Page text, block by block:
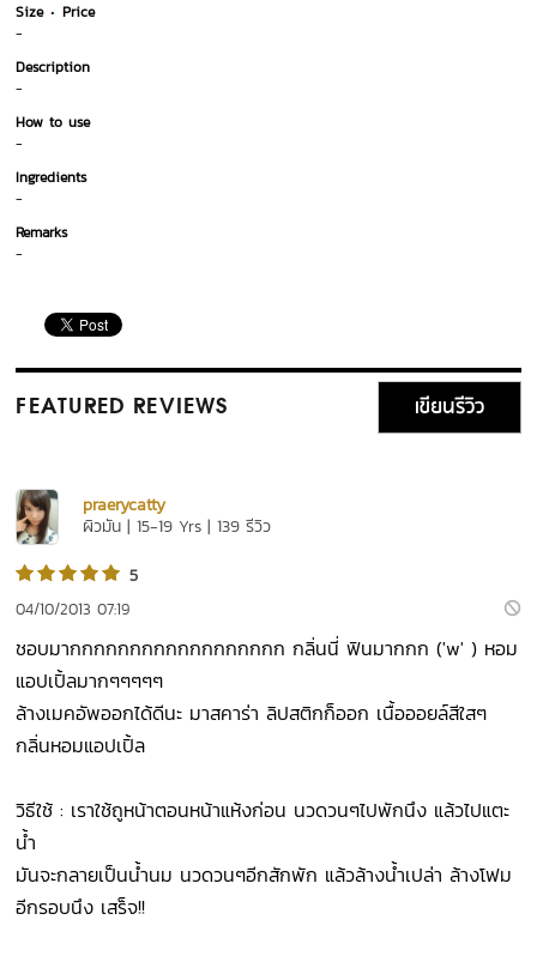
Size
Price
-
Description
-
How to use
-
Ingredients
-
Remarks
-
FEATURED REVIEWS เขียนรีวิว
praerycatty
ผิวมัน | 15-19 Yrs | 139 รีวิว
5
04/10/2013 07:19
ชอบมากกกกกกกกกกกกกกกกกก กลิ่นนี่ ฟินมากกก ('w' ) หอม
แอปเปิ้ลมากๆๆๆๆๆ
ล้างเมคอัพออกได้ดีนะ มาสคาร่า ลิปสติกก็ออก เนื้อออยล์สีใสๆ
กลิ่นหอมแอปเปิ้ล
วิธีใช้ : เราใช้ถูหน้าตอนหน้าแห้งก่อน นวดวนๆไปพักนึง แล้วไปแตะ
น้ำ
มันจะกลายเป็นน้ำนม นวดวนๆอีกสักพัก แล้วล้างน้ำเปล่า ล้างโฟม
อีกรอบนึง เสร็จ!!